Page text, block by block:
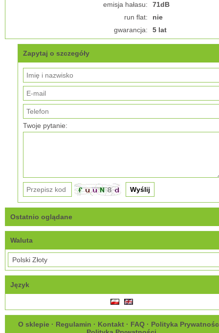
emisja hałasu:
71dB
run flat:
nie
gwarancja:
5 lat
Zapytaj o szczegóły
Twoje pytanie:
Ostatnio oglądane
Waluta
Język
O sklepie· Regulamin · Kontakt· FAQ· Polityka